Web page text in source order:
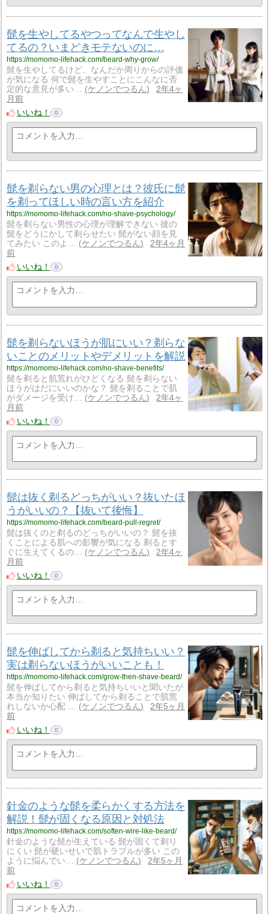
髭を生やしてるやつってなんで生やし
てるの？いまどきモテないのに…
https://momomo-lifehack.com/beard-why-grow/
髭を生やしてるけど、なんだか周りからの評価
が気になる 何で髭を生やすことにこんなに否
定的な意見が多い…
ケノンでつるん
2年4ヶ
月前
いいね！
0
髭を剃らない男の心理とは？彼氏に髭
を剃ってほしい時の言い方を紹介
https://momomo-lifehack.com/no-shave-psychology/
髭を剃らない男性の心理が理解できない 彼の
髭をどうにかして剃らせたい 髭がない顔を見
てみたい このよ…
ケノンでつるん
2年4ヶ月
前
いいね！
0
髭を剃らないほうが肌にいい？剃らな
いことのメリットやデメリットを解説
https://momomo-lifehack.com/no-shave-benefits/
髭を剃ると肌荒れがひどくなる 髭を剃らない
ほうがはだにいいのかな？ 髭を剃ることで肌
がダメージを受け…
ケノンでつるん
2年4ヶ
月前
いいね！
0
髭は抜く剃るどっちがいい？抜いたほ
うがいいの？【抜いて後悔】
https://momomo-lifehack.com/beard-pull-regret/
髭は抜くのと剃るのどっちがいいの？ 髭を抜
くことによる肌への影響が気になる 剃るとす
ぐに生えてくるの…
ケノンでつるん
2年4ヶ
月前
いいね！
0
髭を伸ばしてから剃ると気持ちいい？
実は剃らないほうがいいことも！
https://momomo-lifehack.com/grow-then-shave-beard/
髭を伸ばしてから剃ると気持ちいいと聞いたが
本当か知りたい 伸ばしてから剃ることで肌荒
れしないか心配 …
ケノンでつるん
2年5ヶ月
前
いいね！
0
針金のような髭を柔らかくする方法を
解説！髭が固くなる原因と対処法
https://momomo-lifehack.com/soften-wire-like-beard/
針金のような髭が生えている 髭が固くて剃り
にくい 髭が硬いせいで肌トラブルが多い この
ように悩んでい…
ケノンでつるん
2年5ヶ月
前
いいね！
0